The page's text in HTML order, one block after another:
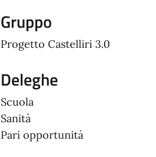
Gruppo
Progetto Castelliri 3.0
Deleghe
Scuola
Sanità
Pari opportunità